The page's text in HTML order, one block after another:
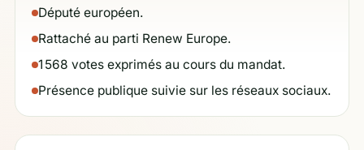
Député européen.
Rattaché au parti Renew Europe.
1 568 votes exprimés au cours du mandat.
Présence publique suivie sur les réseaux sociaux.